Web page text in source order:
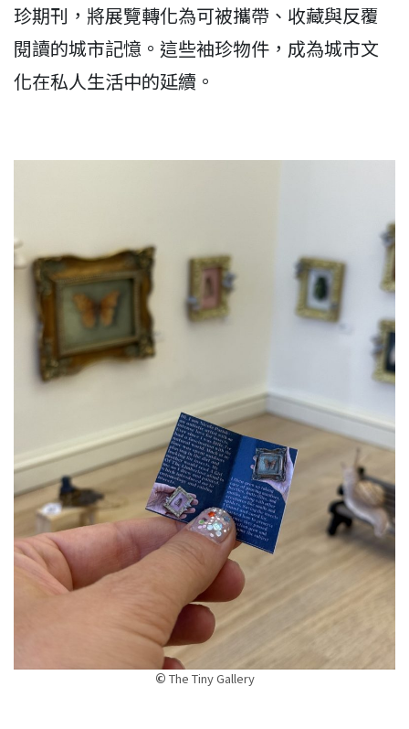
珍期刊，將展覽轉化為可被攜帶、收藏與反覆
閱讀的城市記憶。這些袖珍物件，成為城市文
化在私人生活中的延續。
© The Tiny Gallery